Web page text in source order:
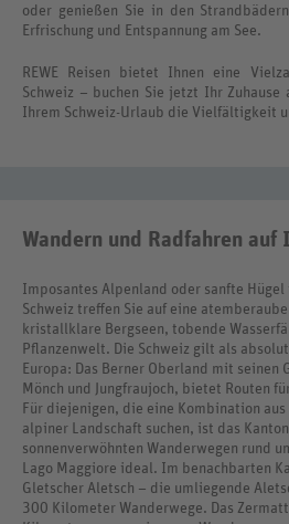
oder genießen Sie in den
Erfrischung und Entspannung am See.
REWE Reisen bietet Ihnen eine
Schweiz – buchen Sie jetzt Ihr
Ihrem Schweiz-Urlaub die Vielfältigkeit
Wandern und Radfahren auf
Imposantes Alpenland oder sanfte
Schweiz treffen Sie auf eine
kristallklare Bergseen, tobende
Pflanzenwelt. Die Schweiz gilt als
Europa: Das Berner Oberland mit seinen
Mönch und Jungfraujoch, bietet Routen
Für diejenigen, die eine Kombination
alpiner Landschaft suchen, ist das
sonnenverwöhnten Wanderwegen rund
Lago Maggiore ideal. Im benachbarten
Gletscher Aletsch – die umliegende
300 Kilometer Wanderwege. Das